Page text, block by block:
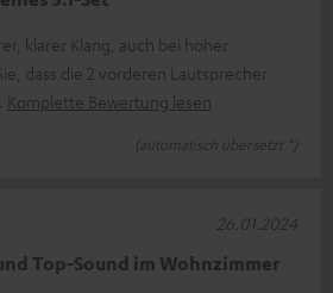
klarer Klang, auch bei hoher
dass die 2 vorderen Lautsprecher
Komplette Bewertung lesen
(automatisch übersetzt *)
Top-Sound im Wohnzimmer
26.01.2024